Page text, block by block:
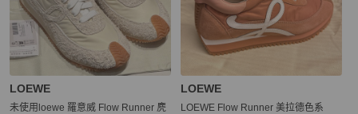
LOEWE
未使用loewe 羅意威 Flow Runner 麂
LOEWE
LOEWE Flow Runner 美拉德色系